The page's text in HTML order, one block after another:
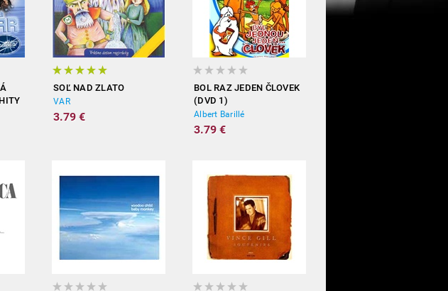
SOĽ NAD ZLATO
VAR
3.79 €
BOL RAZ JEDEN ČLOVEK
(DVD 1)
Albert Barillé
3.79 €